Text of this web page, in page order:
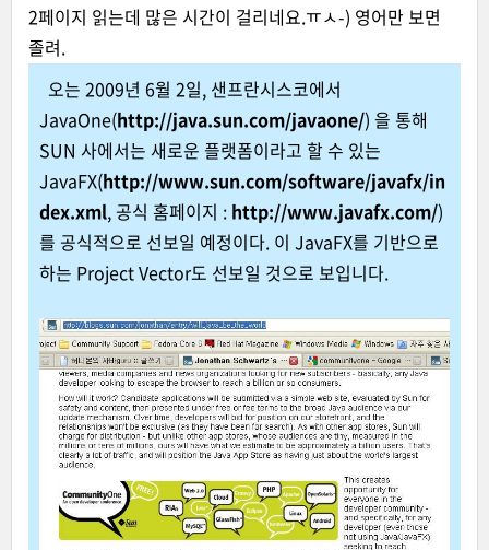
2페이지 읽는데 많은 시간이 걸리네요.ㅠㅅ-) 영어만 보면
졸려.
오는 2009년 6월 2일, 샌프란시스코에서
JavaOne(http://java.sun.com/javaone/) 을 통해
SUN 사에서는 새로운 플랫폼이라고 할 수 있는
JavaFX(http://www.sun.com/software/javafx/in
dex.xml, 공식 홈페이지 : http://www.javafx.com/)
를 공식적으로 선보일 예정이다. 이 JavaFX를 기반으로
하는 Project Vector도 선보일 것으로 보입니다.